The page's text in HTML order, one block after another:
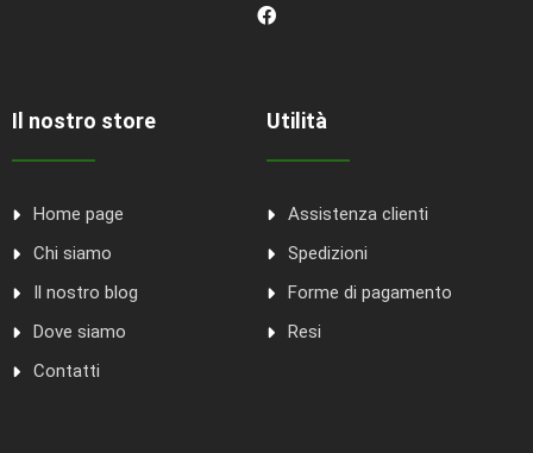
Il nostro store
Home page
Chi siamo
Il nostro blog
Dove siamo
Contatti
Utilità
Assistenza clienti
Spedizioni
Forme di pagamento
Resi